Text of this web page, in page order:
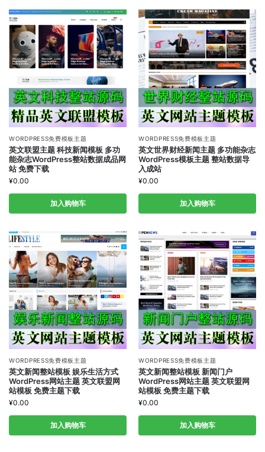
WORDPRESS免费模板主题
英文联盟主题 科技新闻模板 多功
能杂志WordPress整站数据成品网
站 免费下载
¥0.00
加入购物车
WORDPRESS免费模板主题
英文世界财经新闻主题 多功能杂志
WordPress模板主题 整站数据导
入成站
¥0.00
加入购物车
WORDPRESS免费模板主题
英文新闻整站模板 娱乐生活方式
WordPress网站主题 英文联盟网
站模板 免费主题下载
¥0.00
加入购物车
WORDPRESS免费模板主题
英文新闻整站模板 新闻门户
WordPress网站主题 英文联盟网
站模板 免费主题下载
¥0.00
加入购物车